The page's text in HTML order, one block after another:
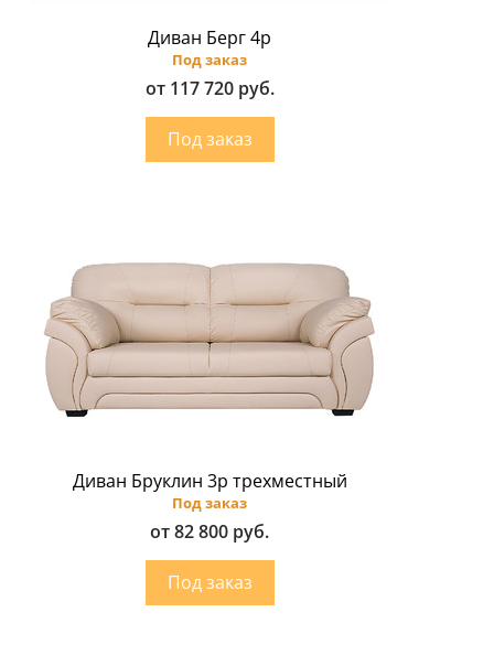
Диван Берг 4p
Под заказ
от 117 720 руб.
Диван Бруклин 3p трехместный
Под заказ
от 82 800 руб.